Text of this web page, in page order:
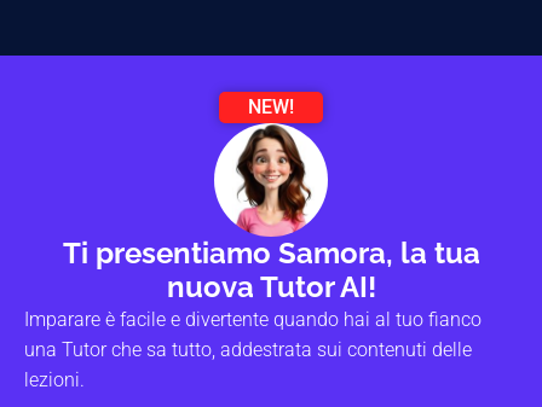
NEW!
Ti presentiamo Samora, la tua
nuova Tutor AI!
Imparare è facile e divertente quando hai al tuo fianco
una Tutor che sa tutto, addestrata sui contenuti delle
lezioni.